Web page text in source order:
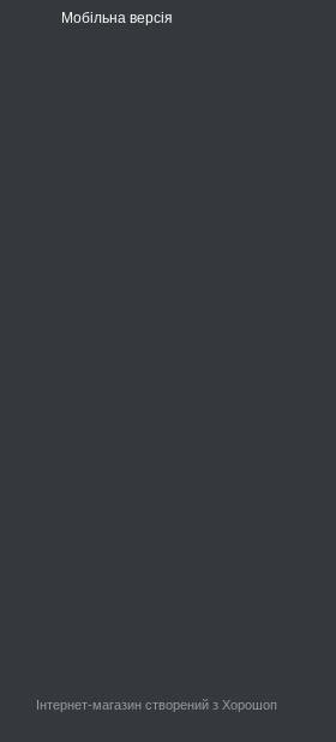
Мобільна версія
Інтернет-магазин створений з Хорошоп